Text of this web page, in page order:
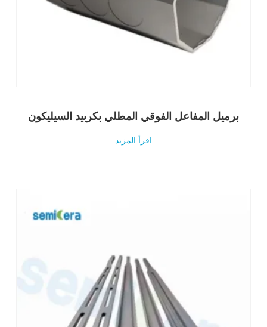
برميل المفاعل الفوقي المطلي بكربيد السيليكون
اقرأ المزيد